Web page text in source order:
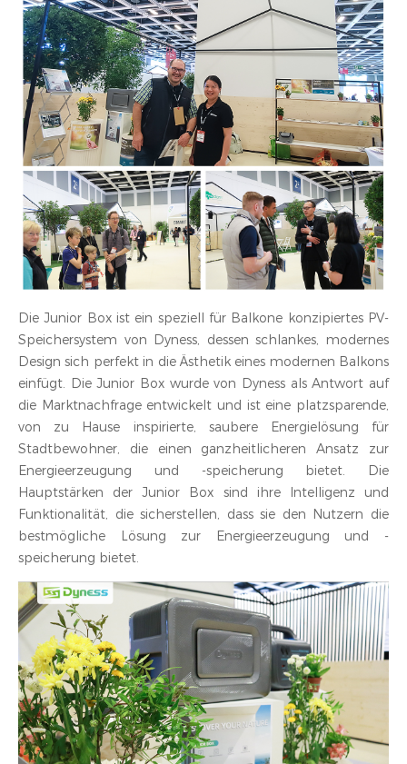
Die Junior Box ist ein speziell für Balkone konzipiertes PV-
Speichersystem von Dyness, dessen schlankes, modernes
Design sich perfekt in die Ästhetik eines modernen Balkons
einfügt. Die Junior Box wurde von Dyness als Antwort auf
die Marktnachfrage entwickelt und ist eine platzsparende,
von zu Hause inspirierte, saubere Energielösung für
Stadtbewohner, die einen ganzheitlicheren Ansatz zur
Energieerzeugung und -speicherung bietet. Die
Hauptstärken der Junior Box sind ihre Intelligenz und
Funktionalität, die sicherstellen, dass sie den Nutzern die
bestmögliche Lösung zur Energieerzeugung und -
speicherung bietet.‍